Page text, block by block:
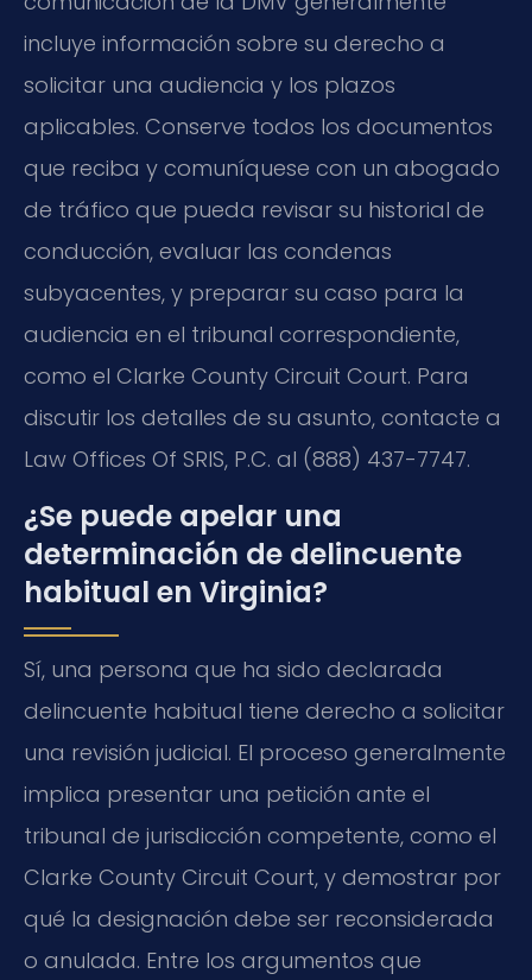
incluye información sobre su derecho a
solicitar una audiencia y los plazos
aplicables. Conserve todos los documentos
que reciba y comuníquese con un abogado
de tráfico que pueda revisar su historial de
conducción, evaluar las condenas
subyacentes, y preparar su caso para la
audiencia en el tribunal correspondiente,
como el Clarke County Circuit Court. Para
discutir los detalles de su asunto, contacte a
Law Offices Of SRIS, P.C. al (888) 437-7747.
¿Se puede apelar una
determinación de delincuente
habitual en Virginia?
Sí, una persona que ha sido declarada
delincuente habitual tiene derecho a solicitar
una revisión judicial. El proceso generalmente
implica presentar una petición ante el
tribunal de jurisdicción competente, como el
Clarke County Circuit Court, y demostrar por
qué la designación debe ser reconsiderada
o anulada. Entre los argumentos que